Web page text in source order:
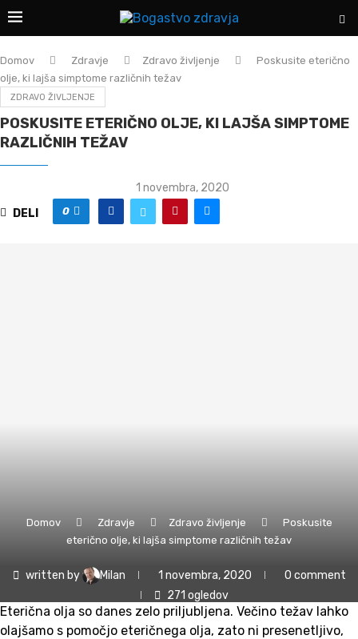
Domov Zdravje Zdravo življenje
Poskusite eterično
olje, ki lajša simptome različnih težav
ZDRAVO ŽIVLJENJE
POSKUSITE ETERIČNO OLJE, KI LAJŠA SIMPTOME
RAZLIČNIH TEŽAV
1 novembra, 2020
DELI
0
Domov Zdravje Zdravo življenje
Poskusite
eterično olje, ki lajša simptome različnih težav
written by Milan 1 novembra, 2020
0 comment
271 ogledov
Eterična olja so danes zelo priljubljena. Večino težav lahko
olajšamo s pomočjo eteričnega olja, zato ni presenetljivo,